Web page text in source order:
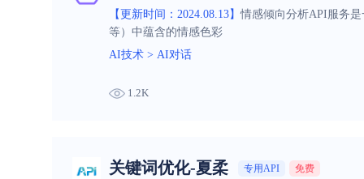
【更新时间：2024.08.13】情感倾向分析API服务
等）中蕴含的情感色彩
AI技术 > AI对话
1.2K
关键词优化-夏柔 专用API 免费